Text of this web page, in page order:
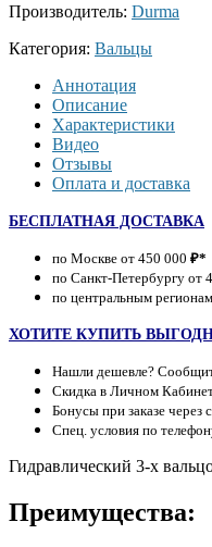
Производитель: Durma
Категория: Вальцы
Аннотация
Описание
Характеристики
Видео
Отзывы
Оплата и доставка
БЕСПЛАТНАЯ ДОСТАВКА
по Москве от 450 000 ₽*
по Санкт-Петербургу от
по центральным
ХОТИТЕ КУПИТЬ
Нашли дешевле?
Скидка в Личном
Бонусы при заказе через
Спец. условия по
Гидравлический 3-х
Преимущества: